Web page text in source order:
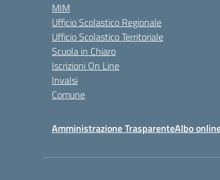
MIM
Ufficio Scolastico Regionale
Ufficio Scolastico Territoriale
Scuola in Chiaro
Iscrizioni On Line
Invalsi
Comune
Amministrazione TrasparenteAlbo